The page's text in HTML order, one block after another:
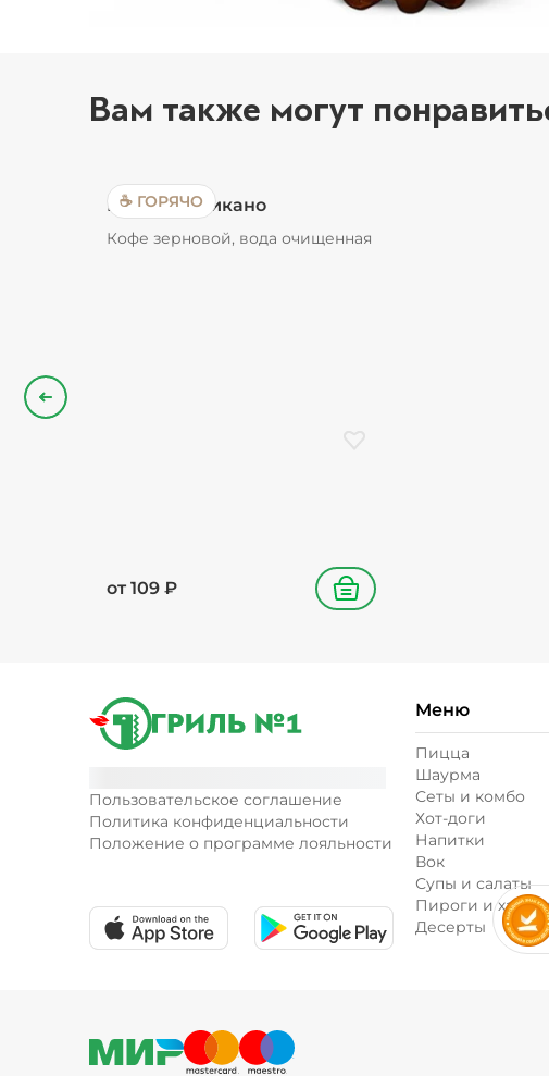
Вам также могут
☕ ГОРЯЧО
Кофе Американо
Кофе зерновой, вода очищенная
от 109 ₽ В корзину
Назад
Пользовательское соглашение
Политика конфиденциальности
Положение о программе лояльности
Меню
Пицца
Шаурма
Сеты и комбо
Хот-доги
Напитки
Вок
Супы и салаты
Пироги и
Десерты